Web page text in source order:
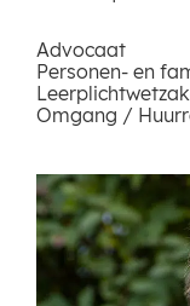
Advocaat
Personen- en
Omgang /